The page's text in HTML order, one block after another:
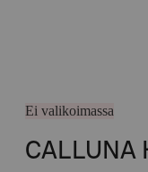
Ei valikoimassa
CALLUNA